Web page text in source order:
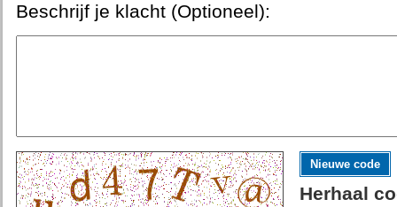
Beschrijf je klacht (Optioneel):
Nieuwe code
Herhaal